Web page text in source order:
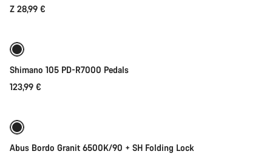
Z 28,99 €
Shimano 105 PD-R7000 Pedals
123,99 €
Abus Bordo Granit 6500K/90 + SH Folding Lock